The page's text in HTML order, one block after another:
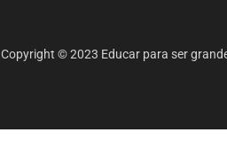
Copyright © 2023 Educar para ser